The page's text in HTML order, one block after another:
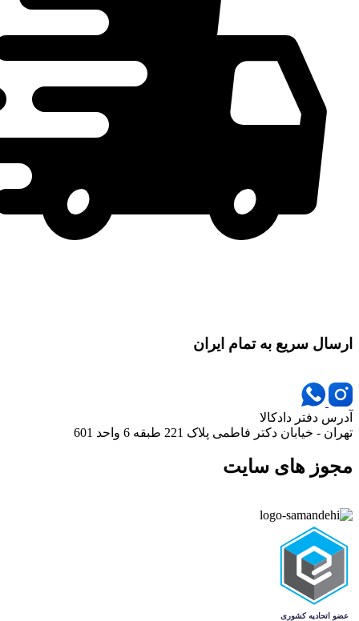
ارسال سریع به تمام ایران
آدرس دفتر دادکالا
تهران - خیابان دکتر فاطمی پلاک 221 طبقه 6 واحد 601
مجوز های سایت